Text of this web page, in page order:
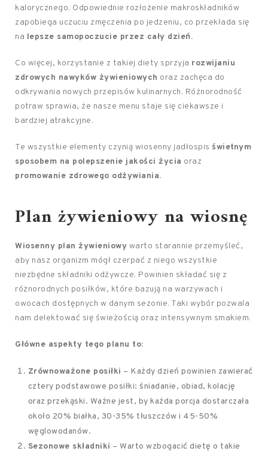
kalorycznego. Odpowiednie rozłożenie makroskładników
zapobiega uczuciu zmęczenia po jedzeniu, co przekłada się
na lepsze samopoczucie przez cały dzień.
Co więcej, korzystanie z takiej diety sprzyja rozwijaniu
zdrowych nawyków żywieniowych oraz zachęca do
odkrywania nowych przepisów kulinarnych. Różnorodność
potraw sprawia, że nasze menu staje się ciekawsze i
bardziej atrakcyjne.
Te wszystkie elementy czynią wiosenny jadłospis świetnym
sposobem na polepszenie jakości życia oraz
promowanie zdrowego odżywiania.
Plan żywieniowy na wiosnę
Wiosenny plan żywieniowy warto starannie przemyśleć,
aby nasz organizm mógł czerpać z niego wszystkie
niezbędne składniki odżywcze. Powinien składać się z
różnorodnych posiłków, które bazują na warzywach i
owocach dostępnych w danym sezonie. Taki wybór pozwala
nam delektować się świeżością oraz intensywnym smakiem.
Główne aspekty tego planu to:
Zrównoważone posiłki – Każdy dzień powinien zawierać
cztery podstawowe posiłki: śniadanie, obiad, kolację
oraz przekąski. Ważne jest, by każda porcja dostarczała
około 20% białka, 30-35% tłuszczów i 45-50%
węglowodanów.
Sezonowe składniki – Warto wzbogacić dietę o takie